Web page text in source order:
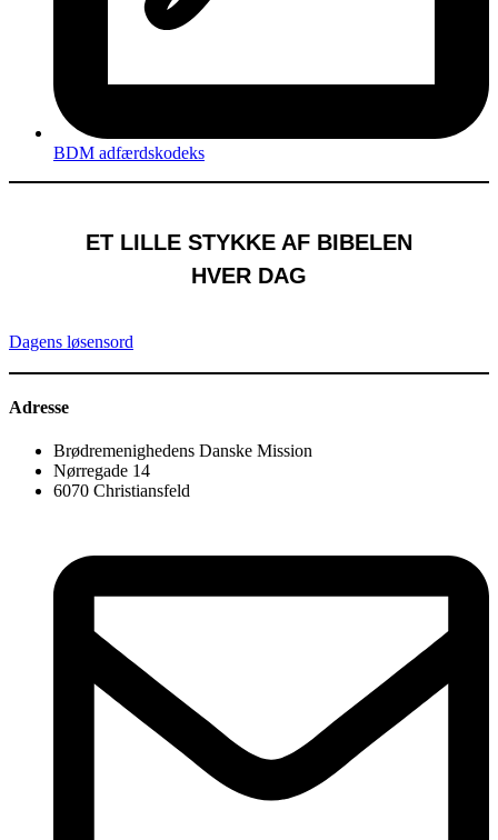
BDM adfærdskodeks
ET LILLE STYKKE AF BIBELEN
HVER DAG
Dagens løsensord
Adresse
Brødremenighedens Danske Mission
Nørregade 14
6070 Christiansfeld